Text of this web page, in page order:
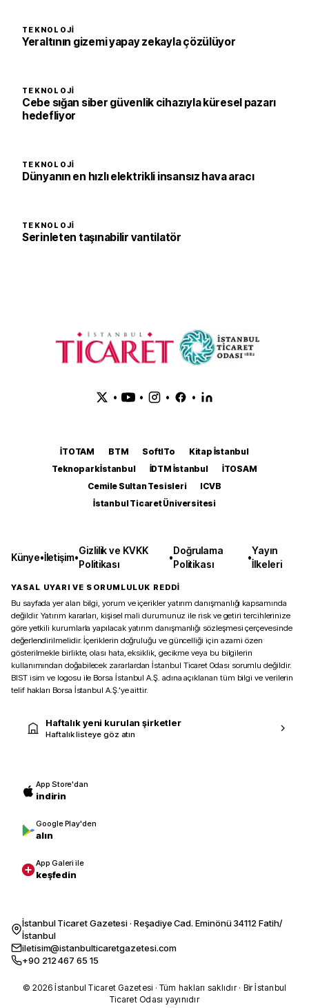
TEKNOLOJI
Yeraltının gizemi yapay zekayla çözülüyor
TEKNOLOJI
Cebe sığan siber güvenlik cihazıyla küresel pazarı
hedefliyor
TEKNOLOJI
Dünyanın en hızlı elektrikli insansız hava aracı
TEKNOLOJI
Serinleten taşınabilir vantilatör
• • • •
İTOTAM BTM SoftITo
Kitap İstanbul
Teknopark İstanbul
İDTM İstanbul
İTOSAM
Cemile Sultan Tesisleri
ICVB
İstanbul Ticaret Üniversitesi
Künye•İletişim•
Gizlilik ve KVKK
Politikası
•
Doğrulama
Politikası
•
Yayın
İlkeleri
YASAL UYARI VE SORUMLULUK REDDİ
Bu sayfada yer alan bilgi, yorum ve içerikler yatırım danışmanlığı kapsamında
değildir. Yatırım kararları, kişisel mali durumunuz ile risk ve getiri tercihlerinize
göre yetkili kurumlarla yapılacak yatırım danışmanlığı sözleşmesi çerçevesinde
değerlendirilmelidir. İçeriklerin doğruluğu ve güncelliği için azami özen
gösterilmekle birlikte, olası hata, eksiklik, gecikme veya bu bilgilerin
kullanımından doğabilecek zararlardan İstanbul Ticaret Odası sorumlu değildir.
BIST isim ve logosu ile Borsa İstanbul A.Ş. adına açıklanan tüm bilgi ve verilerin
telif hakları Borsa İstanbul A.Ş.’ye aittir.
Haftalık yeni kurulan şirketler
Haftalık listeye göz atın
App Store'dan
indirin
Google Play'den
alın
App Galeri ile
keşfedin
İstanbul Ticaret Gazetesi · Reşadiye Cad. Eminönü 34112 Fatih/
İstanbul
iletisim@istanbulticaretgazetesi.com
+90 212 467 65 15
© 2026 İstanbul Ticaret Gazetesi · Tüm hakları saklıdır · Bir İstanbul
Ticaret Odası yayınıdır